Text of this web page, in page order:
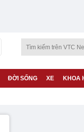
ĐỜI SỐNG XE KHOA